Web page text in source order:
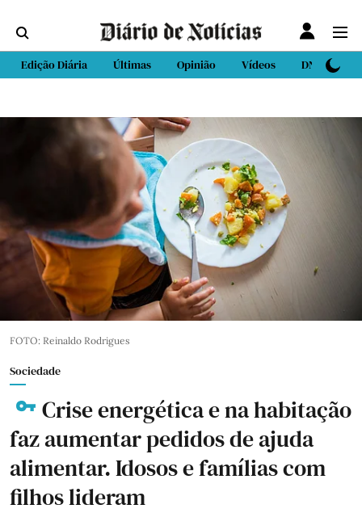
Edição Diária Últimas Opinião Vídeos DN Sport
FOTO: Reinaldo Rodrigues
Sociedade
Crise energética e na habitação
faz aumentar pedidos de ajuda
alimentar. Idosos e famílias com
filhos lideram